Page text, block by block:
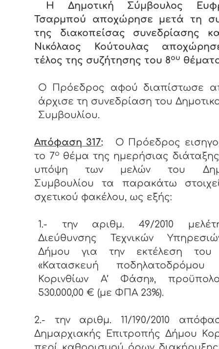
Η Δημοτική Σύμβουλος
Τσαρμπού αποχώρησε μετά τη
της διακοπείσας συνεδρίασης
Νικόλαος Κούτουλας
τέλος της συζήτησης του 8ου
Ο Πρόεδρος αφού διαπίστωσε
άρχισε τη συνεδρίαση του
Συμβουλίου.
Απόφαση 317: Ο Πρόεδρος
το 7ο θέμα της ημερήσιας
υπόψη των μελών του
Συμβουλίου τα παρακάτω
σχετικού φακέλου, ως εξής:
1.- την αριθμ. 49/2010
Διεύθυνσης Τεχνικών
Δήμου για την εκτέλεση του
«Κατασκευή ποδηλατοδρόμου
Κορινθίων Α’ Φάση»,
530.000,00 € (με ΦΠΑ 23%).
2.- την αριθμ. 11/190/2010
Δημαρχιακής Επιτροπής Δήμου